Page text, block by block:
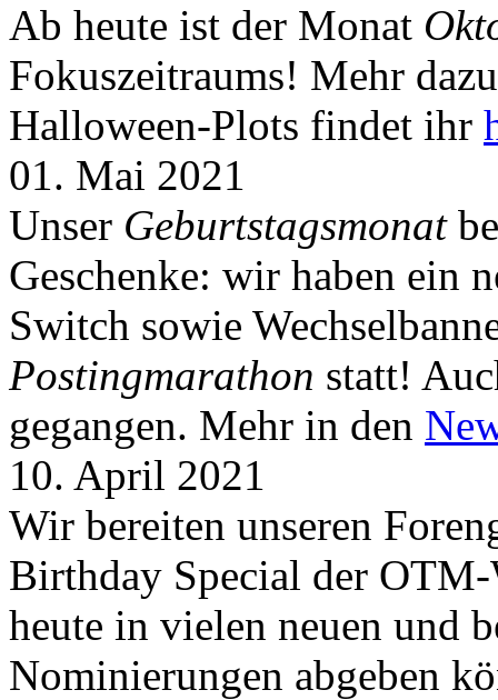
Ab heute ist der Monat
Fokuszeitraums! Mehr
Halloween-Plots findet ihr
01. Mai 2021
Unser Geburtstagsmonat
Geschenke: wir haben ein
Switch sowie
Postingmarathon statt!
gegangen. Mehr in den
10. April 2021
Wir bereiten unseren
Birthday Special der
heute in vielen neuen und
Nominierungen abgeben